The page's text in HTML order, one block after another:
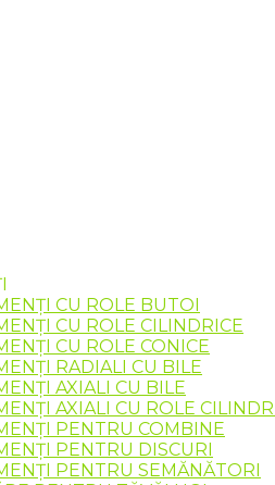
CU ROLE BUTOI
CU ROLE CILINDRICE
CU ROLE CONICE
RADIALI CU BILE
AXIALI CU BILE
AXIALI CU ROLE
PENTRU COMBINE
PENTRU DISCURI
PENTRU SEMĂNĂTORI